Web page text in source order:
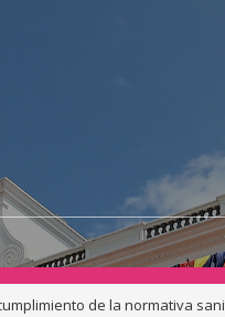
de la normativa